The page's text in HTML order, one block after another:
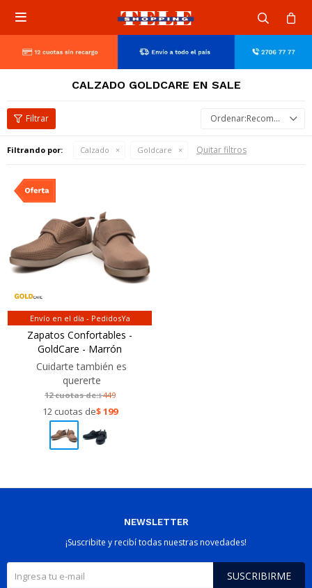

CALZADO GOLDCARE EN SALE
Recomendados
Filtrando por: Calzado Goldcare Quitar filtros
Envío en el día - PedidosYa
Zapatos Confortables -
GoldCare - Marrón
Cuidarte también es
quererte
12 cuotas de:$449
12 cuotas de$199
NEWSLETTER
¡Suscribite y recibí todas nuestras novedades!
SUSCRIBIRME